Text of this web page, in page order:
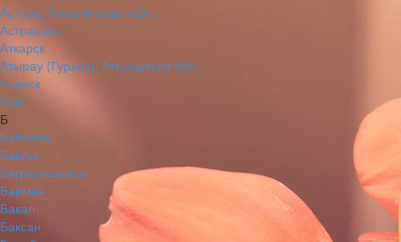
Астана, Акмолинская обл.
Астрахань
Аткарск
Атырау (Гурьев), Атырауская обл.
Ачинск
Аша
Б
Бабаево
Бавлы
Багратионовск
Баймак
Бакал
Баксан